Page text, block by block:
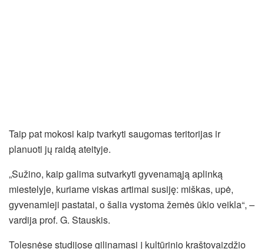
Taip pat mokosi kaip tvarkyti saugomas teritorijas ir
planuoti jų raidą ateityje.
„Sužino, kaip galima sutvarkyti gyvenamąją aplinką
miestelyje, kuriame viskas artimai susiję: miškas, upė,
gyvenamieji pastatai, o šalia vystoma žemės ūkio veikla“, –
vardija prof. G. Stauskis.
Tolesnėse studijose gilinamasi į kultūrinio kraštovaizdžio